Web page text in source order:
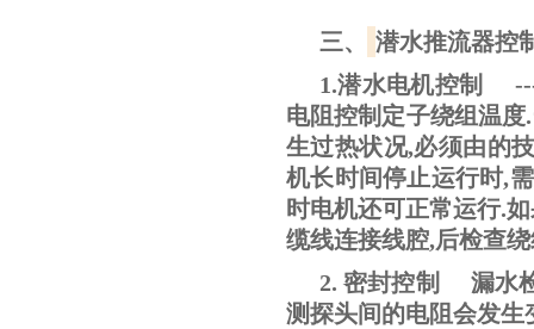
三、
潜水推流器
1.潜水电机控制
电阻控制定子绕组温
生过热状况,必须由的
机长时间停止运行时,
时电机还可正常运行.
缆线连接线腔,后检查
2. 密封控制 漏水
测探头间的电阻会发